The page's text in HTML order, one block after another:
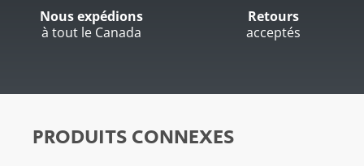
Nous expédions
à tout le Canada
Retours
acceptés
PRODUITS CONNEXES